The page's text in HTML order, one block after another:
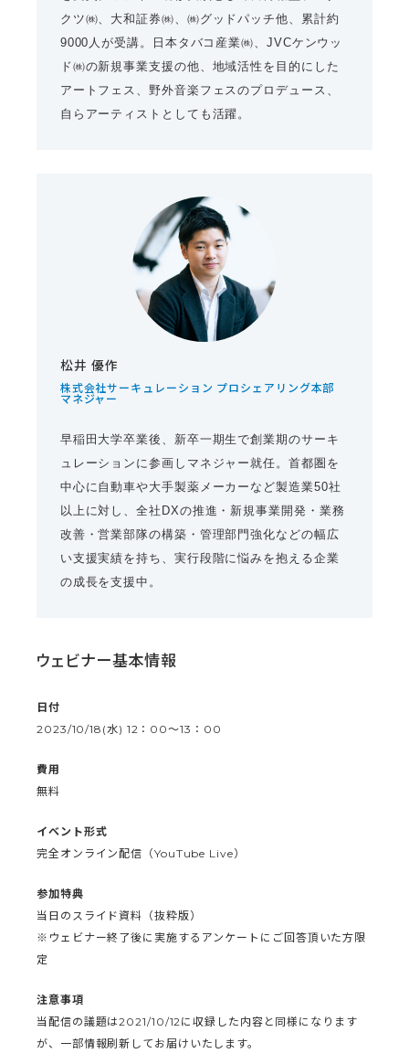
クツ㈱、大和証券㈱、㈱グッドパッチ他、累計約
9000人が受講。日本タバコ産業㈱、JVCケンウッ
ド㈱の新規事業支援の他、地域活性を目的にした
アートフェス、野外音楽フェスのプロデュース、
自らアーティストとしても活躍。
松井 優作
株式会社サーキュレーション プロシェアリング本部
マネジャー
早稲田大学卒業後、新卒一期生で創業期のサーキ
ュレーションに参画しマネジャー就任。首都圏を
中心に自動車や大手製薬メーカーなど製造業50社
以上に対し、全社DXの推進・新規事業開発・業務
改善・営業部隊の構築・管理部門強化などの幅広
い支援実績を持ち、実行段階に悩みを抱える企業
の成長を支援中。
ウェビナー基本情報
日付
2023/10/18(水) 12：00〜13：00
費用
無料
イベント形式
完全オンライン配信（YouTube Live）
参加特典
当日のスライド資料（抜粋版）
※ウェビナー終了後に実施するアンケートにご回答頂いた方限
定
注意事項
当配信の議題は2021/10/12に収録した内容と同様になります
が、一部情報刷新してお届けいたします。